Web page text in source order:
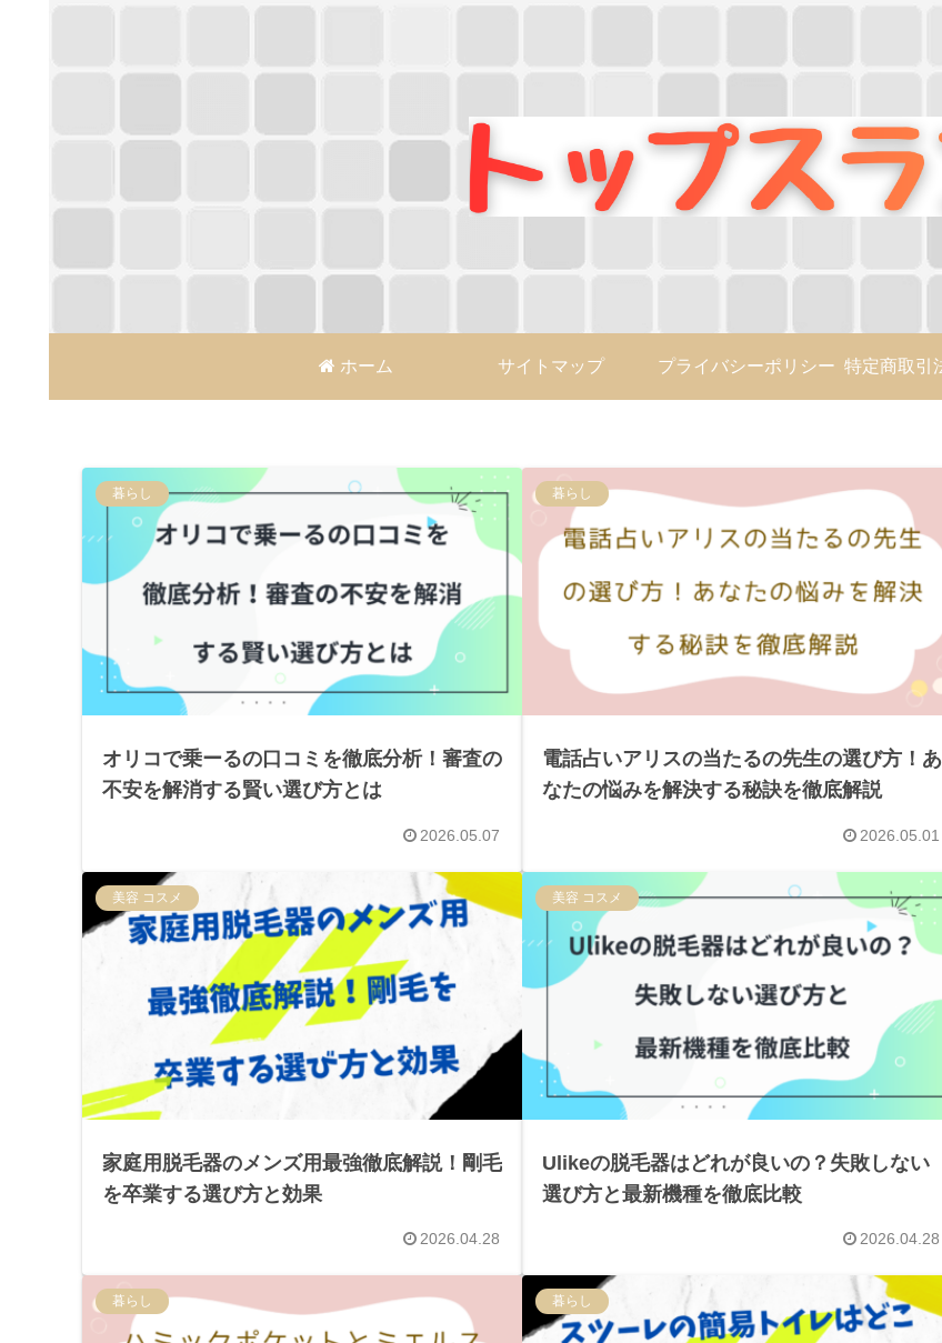
ホーム サイトマップ プライバシーポリシー
暮らし
オリコで乗ーるの口コミを徹底分析！審査の
不安を解消する賢い選び方とは
2026.05.07
暮らし
電話占いアリスの当たるの先生の選び方！あ
なたの悩みを解決する秘訣を徹底解説
2026.05.01
美容 コスメ
家庭用脱毛器のメンズ用最強徹底解説！剛毛
を卒業する選び方と効果
2026.04.28
美容 コスメ
Ulikeの脱毛器はどれが良いの？失敗しない
選び方と最新機種を徹底比較
2026.04.28
暮らし 暮らし